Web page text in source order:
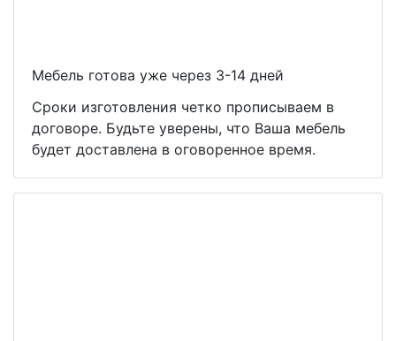
Мебель готова уже через 3-14 дней
Сроки изготовления четко прописываем в
договоре. Будьте уверены, что Ваша мебель
будет доставлена в оговоренное время.